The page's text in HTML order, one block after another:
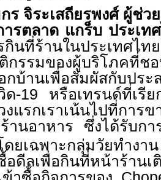
ร จิระเสถียรพงศ์ ผู้ช่ว
ารตลาด แกร็บ ประเท
กินที่ร้านในประเทศไ
กรรมของผู้บริโภคที่ช
กบ้านเพื่อสัมผัสกับป
ด-19 หรือเทรนด์ที่เรี
งแรกเราเน้นไปที่การ
านอาหาร ซึ่งได้รับกา
ยเฉพาะกลุ่มวัยทำงา
ซื้อดีลเพื่อกินที่หน้าร้